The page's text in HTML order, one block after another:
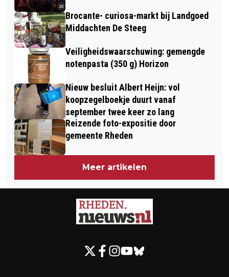
Brocante- curiosa-markt bij Landgoed
Middachten De Steeg
Veiligheidswaarschuwing: gemengde
notenpasta (350 g) Horizon
Nieuw besluit Albert Heijn: vol
koopzegelboekje duurt vanaf
september twee keer zo lang
Reizende foto-expositie door
gemeente Rheden
Meer artikelen